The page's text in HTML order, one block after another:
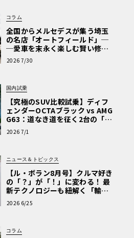
コラム
全国からメルセデスが集う埼玉
の名店「オートフィールド」─
─愛車を末永く楽しむ賢い修理
術と、プロがフックス製オイル
を選ぶ理由〈PR〉
2026 7/30
国内試乗
【究極のSUV比較試乗】ディフ
ェンダーOCTAブラック vs AMG
G63：道なき道を征く2台の「対
極的アプローチ」
2026 7/1
ニュース＆トピックス
【ル・ボラン8月号】クルマ好き
の「？」が「！」に変わる！ 最
新テクノロジーも紐解く「輸入
車Q&A」
2026 6/25
コラム